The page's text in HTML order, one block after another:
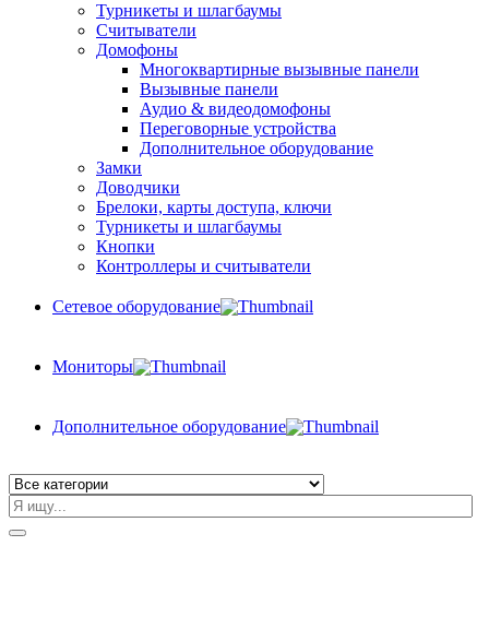
Турникеты и шлагбаумы
Cчитыватели
Домофоны
Многоквартирные вызывные панели
Вызывные панели
Аудио & видеодомофоны
Переговорные устройства
Дополнительное оборудование
Замки
Доводчики
Брелоки, карты доступа, ключи
Турникеты и шлагбаумы
Кнопки
Контроллеры и считыватели
Сетевое оборудование
Мониторы
Дополнительное оборудование